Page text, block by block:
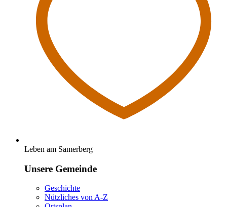
Leben am Samerberg
Unsere Gemeinde
Geschichte
Nützliches von A-Z